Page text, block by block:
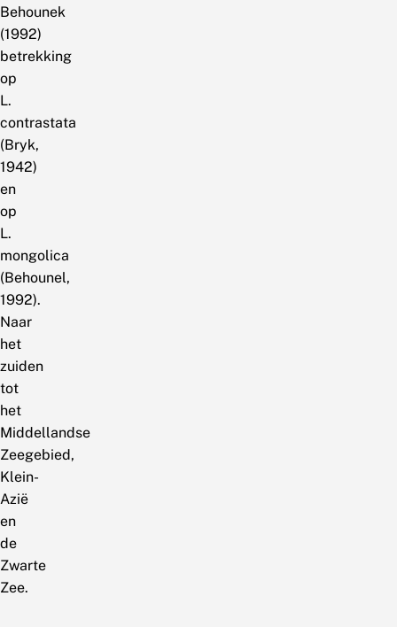
Behounek
(1992)
betrekking
op
L.
contrastata
(Bryk,
1942)
en
op
L.
mongolica
(Behounel,
1992).
Naar
het
zuiden
tot
het
Middellandse
Zeegebied,
Klein-
Azië
en
de
Zwarte
Zee.